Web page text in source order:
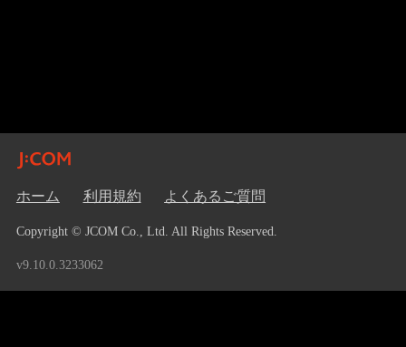
ホーム 利用規約 よくあるご質問
Copyright © JCOM Co., Ltd. All Rights Reserved.
v9.10.0.3233062